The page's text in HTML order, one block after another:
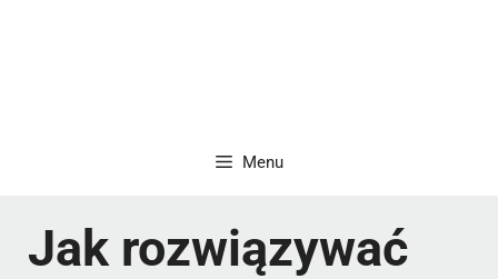
Menu
Jak rozwiązywać